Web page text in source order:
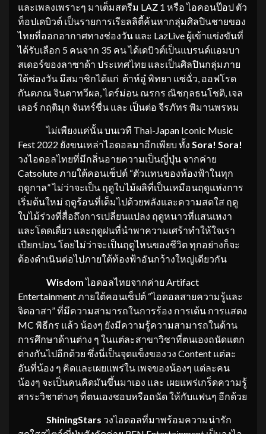
และเพลงเพราะๆ มาเต็มสตรีม LAZ 1 หรือ ไอคอนป๊อป ตัว
ท็อปเดบิวต์ เป็นรายการเรียลลิตี้ค้นหากลุ่มศิลปินชายของ
ไทยที่ออกอากาศทางช่องวัน และ LazLive ผู้เข้าแข่งขันที่
ได้รับเลือก 5 คนจาก 35 คน ได้เดบิวต์เป็นแบรนด์แอมบา
สเดอร์ของลาซาด้า ประเทศไทย และเป็นศิลปินกลุ่มภาย
ใต้ช่องวัน มีสมาชิกได้แก่ ต้าห์อู๋ พิทยา แซ่ฉั่ว, ออฟโรด
กันตภณ จินดาทวีผล, ไดร์ม่อน ณรกร ณิชกุลธนโชติ, เจล
เลอร์ กฤติมุก จันทร์ชื่น และ เป็นต่อ จีรภัทร พิมานพรหม
ไม่เพียงแค่นั้น บนเวที Thai-Japan Iconic Music
Fest 2022 ยังขนเหล่าไอดอลมาอีกเพียบ ทั้ง Sora! Sora!
วงไอดอลไทยที่มีกลิ่นอายความเป็นญี่ปุ่น จากค่าย
Catsolute ภายใต้คอนเซ็ปต์ “ตัวแทนของท้องฟ้าในทุก
ฤดูกาล” ไม่ว่าจะเป็น ฤดูใบไม้ผลิที่เป็นเหมือนฤดูแห่งการ
เริ่มต้นใหม่ ฤดูร้อนที่เต็มไปด้วยพลังและความสดใส ฤดู
ใบไม้ร่วงที่สื่อถึงการเปลี่ยนแปลง ฤดูหนาวที่แสนเหงา
และโดดเดี่ยว และฤดูฝนที่นำพาความเศร้าทำให้ใจเรา
เปียกปอน โดยไม่ว่าจะเป็นฤดูไหนของชีวิต ทุกอย่างก็จะ
ต้องดำเนินต่อไปภายใต้ท้องฟ้าอันกว้างใหญ่เดียวกัน
Wisdomไอดอลไทยจากค่าย Artifact
Entertainment ภายใต้คอนเซ็ปต์ “ไอดอลสายความรู้และ
จิตอาสา” ที่มีความสามารถในการร้อง การเต้น การแสดง
MC พิธีกร แล้ว น้องๆ ยังมีความรู้ความสามารถในด้าน
การศึกษาด้านต่าง ๆ ในแต่ละสาขาวิชาที่ตนเองถนัดแตก
ต่างกันไปอีกด้วย ซึ่งนี่เป็นจุดแข็งของวง Content แต่ละ
อันที่น้อง ๆ คิดและเผยแพร่ใน เพจของน้องๆ แต่ละคน
น้องๆ จะเป็นคนคิดมันขึ้นมาเอง และ เผยแพร่เกร็ดความรู้
สาระวิชาต่างๆ ที่ตนเองชอบหรือถนัด ให้กับแฟนๆ อีกด้วย
ShiningStars วงไอดอลที่มาพร้อมความน่ารัก